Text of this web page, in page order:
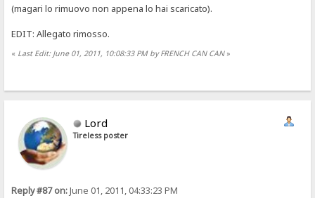
(magari lo rimuovo non appena lo hai scaricato).
EDIT: Allegato rimosso.
« Last Edit: June 01, 2011, 10:08:33 PM by FRENCH CAN CAN»
Lord
Tireless poster
Reply #87 on:June 01, 2011, 04:33:23 PM